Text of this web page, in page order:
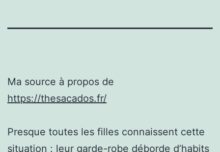
Ma source à propos de
https://thesacados.fr/
Presque toutes les filles connaissent cette
situation : leur garde-robe déborde d’habits